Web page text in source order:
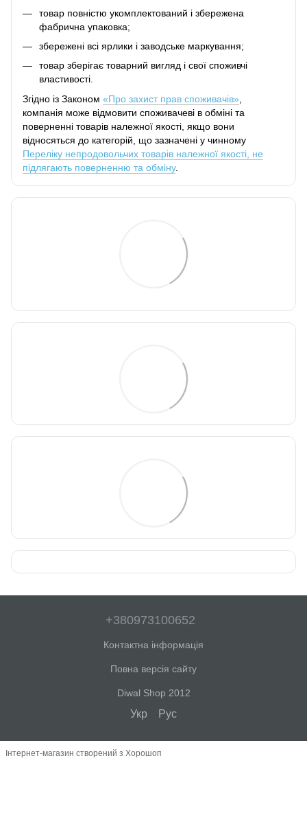
товар повністю укомплектований і збережена
фабрична упаковка;
збережені всі ярлики і заводське маркування;
товар зберігає товарний вигляд і свої споживчі
властивості.
Згідно із Законом «Про захист прав споживачів»
компанія може відмовити споживачеві в обміні та
поверненні товарів належної якості, якщо вони
відносяться до категорій, що зазначені у чинному
Переліку непродовольчих товарів належної якості, не
підлягають поверненню та обміну.
+380973100652
Контактна інформація
Повна версія сайту
Diwal Shop 2012
Укр Рус
Інтернет-магазин створений з Хорошоп